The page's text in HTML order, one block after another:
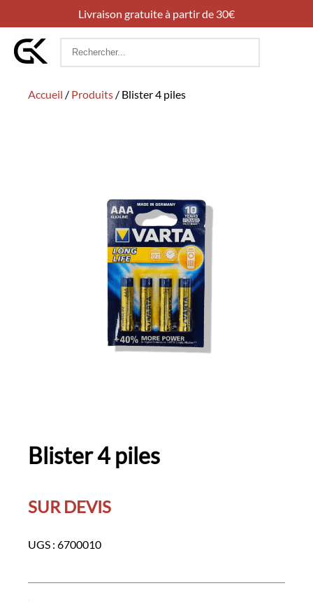
Livraison gratuite à partir de 30€
Rechercher
Accueil / Produits / Blister 4 piles
Blister 4 piles
SUR DEVIS
UGS : 6700010